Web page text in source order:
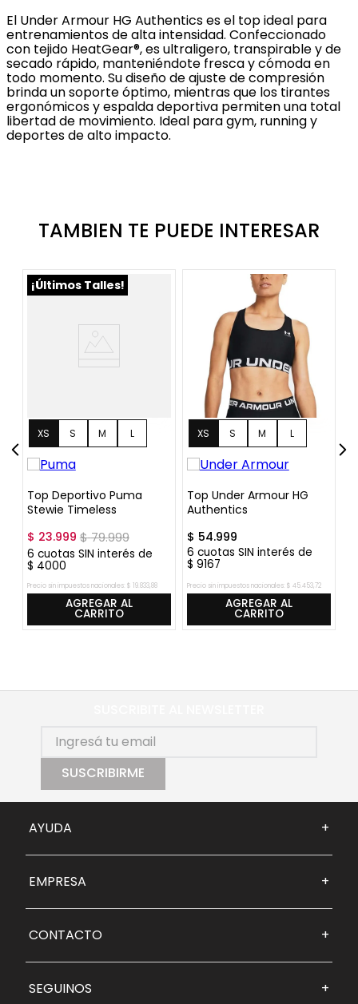
El Under Armour HG Authentics es el top ideal para
entrenamientos de alta intensidad. Confeccionado
con tejido HeatGear®, es ultraligero, transpirable y de
secado rápido, manteniéndote fresca y cómoda en
todo momento. Su diseño de ajuste de compresión
brinda un soporte óptimo, mientras que los tirantes
ergonómicos y espalda deportiva permiten una total
libertad de movimiento. Ideal para gym, running y
deportes de alto impacto.
TAMBIEN TE PUEDE INTERESAR
¡Últimos Talles!
S L
M
XS
Top Deportivo Puma
Stewie Timeless
$ 23.999 $79.999
6 cuotas SIN interés de
$ 4000
Precio sin impuestos nacionales: $ 19.833,88
AGREGAR AL
CARRITO
S L
M
XS
Top Under Armour HG
Authentics
$ 54.999
6 cuotas SIN interés de
$ 9167
Precio sin impuestos nacionales: $ 45.453,72
AGREGAR AL
CARRITO
SUSCRIBIRME
AYUDA +
EMPRESA +
CONTACTO +
SEGUINOS +